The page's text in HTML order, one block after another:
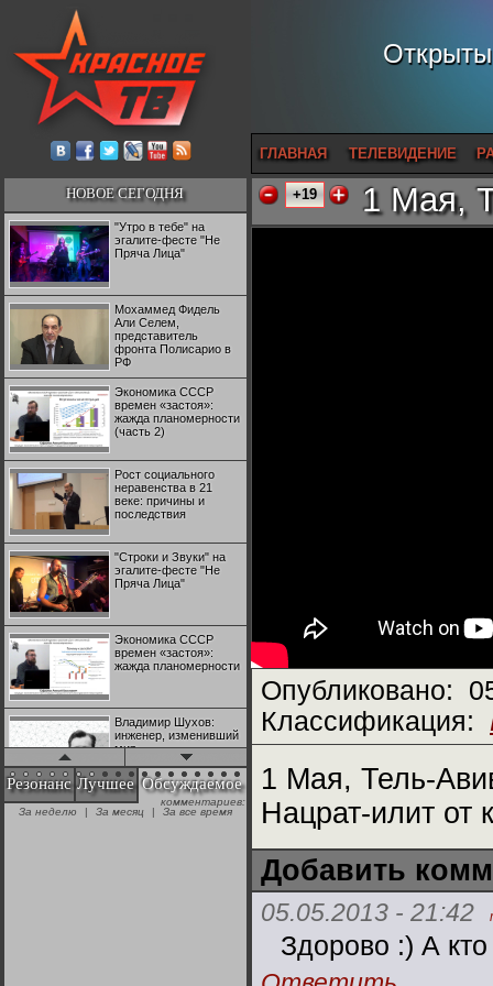
ГЛАВНАЯ ТЕЛЕВИДЕНИЕ
НОВОЕ СЕГОДНЯ
"Утро в тебе" на
эгалите-фесте "Не
Пряча Лица"
Мохаммед Фидель
Али Селем,
представитель
фронта Полисарио в
РФ
Экономика СССР
времен «застоя»:
жажда планомерности
(часть 2)
Рост социального
неравенства в 21
веке: причины и
последствия
"Строки и Звуки" на
эгалите-фесте "Не
Пряча Лица"
Экономика СССР
времен «застоя»:
жажда планомерности
Владимир Шухов:
инженер, изменивший
мир
"Аркадий Коц" на
эгалите-фесте "Не
Резонанс Лучшее Обсуждаемое
комментариев:
За неделю
| За месяц | За все время
+19 1 Мая,
Опубликовано:
Классификация:
1 Мая, Тель-
Нацрат-илит от
Добавить
05.05.2013 - 21:42
Здорово :) А